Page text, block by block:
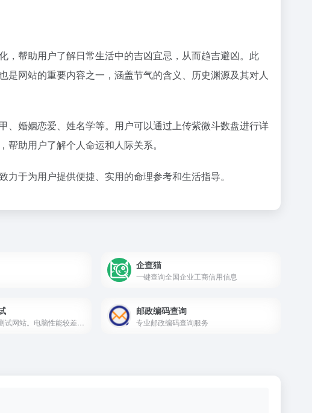
，帮助用户了解日常生活中的吉凶宜忌，从而趋吉避凶。此
网站的重要内容之一，涵盖节气的含义、历史渊源及其对人
婚姻恋爱、姓名学等。用户可以通过上传紫微斗数盘进行详
助用户了解个人命运和人际关系。
于为用户提供便捷、实用的命理参考和生活指导。
企查猫
一键查询全国企业工商信用信息
邮政编码查询
专业邮政编码查询服务